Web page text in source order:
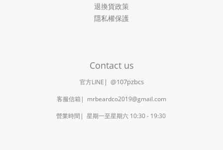
退換貨政策
隱私權保護
Contact us
官方LINE | @107pzbcs
客服信箱| mrbeardco2019@gmail.com
營業時間| 星期一至星期六 10:30 - 19:30